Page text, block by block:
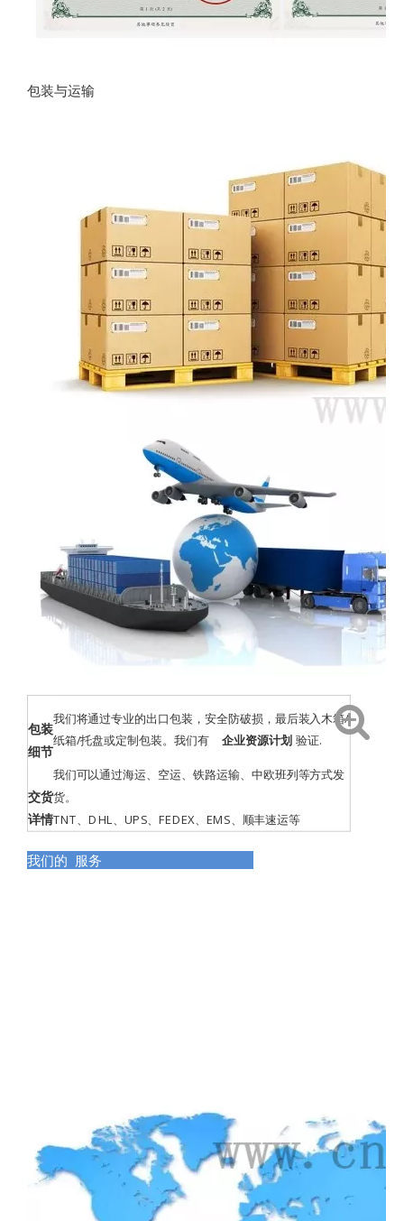
包装与运输
包装
细节
我们将通过专业的出口包装，安全防破损，最后装入木箱/
纸箱/托盘或定制包装。我们有企业资源计划 验证.
交货
详情
我们可以通过海运、空运、铁路运输、中欧班列等方式发
货。
TNT、DHL、UPS、FEDEX、EMS、顺丰速运等
我们的 服务